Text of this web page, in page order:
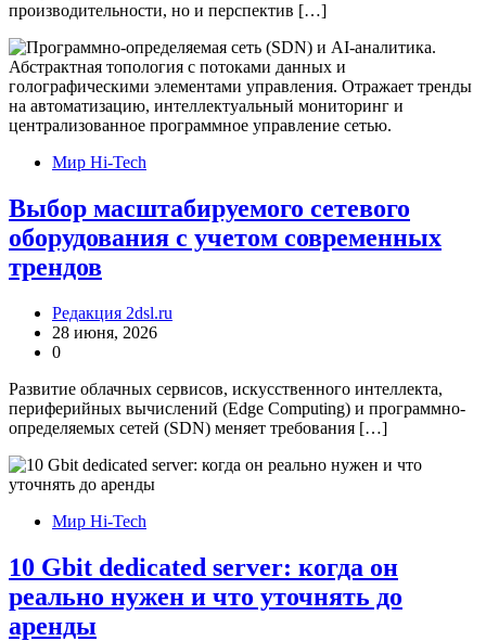
производительности, но и перспектив […]
Мир Hi-Tech
Выбор масштабируемого сетевого
оборудования с учетом современных
трендов
Редакция 2dsl.ru
28 июня, 2026
0
Развитие облачных сервисов, искусственного интеллекта,
периферийных вычислений (Edge Computing) и программно-
определяемых сетей (SDN) меняет требования […]
Мир Hi-Tech
10 Gbit dedicated server: когда он
реально нужен и что уточнять до
аренды